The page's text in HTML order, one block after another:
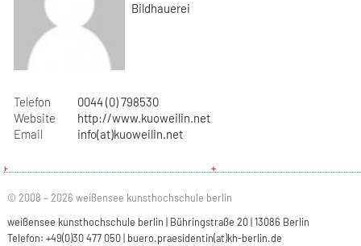
Bildhauerei
Telefon
0044 (0) 798530
Website
http://www.kuoweilin.net
Email
info(at)kuoweilin.net
© 2008 – 2026 weißensee kunsthochschule berlin
weißensee kunsthochschule berlin | Bühringstraße 20 | 13086 Berlin
Telefon: +49(0)30 477 050 | buero.praesidentin(at)kh-berlin.de